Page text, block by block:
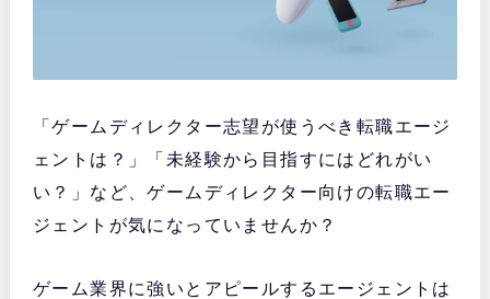
「ゲームディレクター志望が使うべき転職エージ
ェントは？」「未経験から目指すにはどれがい
い？」など、ゲームディレクター向けの転職エー
ジェントが気になっていませんか？
ゲーム業界に強いとアピールするエージェントは